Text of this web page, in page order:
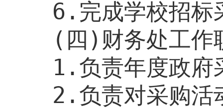
6. 完成学校招标
( 四 ) 财务处工作
1. 负责年度政府
2. 负责对采购活